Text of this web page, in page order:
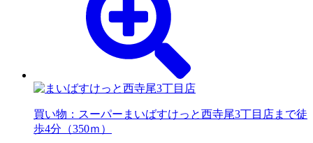
買い物：スーパー まいばすけっと西寺尾3丁目店まで徒
歩4分（350ｍ）